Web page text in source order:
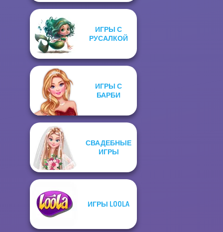
ИГРЫ С
РУСАЛКОЙ
ИГРЫ С
БАРБИ
СВАДЕБНЫЕ
ИГРЫ
ИГРЫ LOOLA